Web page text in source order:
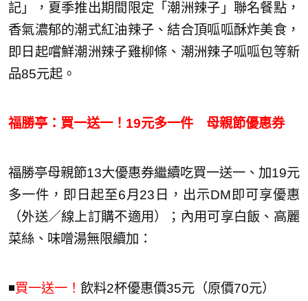
記」，夏季推出期間限定「潮洲辣子」聯名餐點，
香氣濃郁的潮式紅油辣子、結合頂呱呱酥炸美食，
即日起嚐鮮潮洲辣子雞柳條、潮洲辣子呱呱包等新
品85元起。
福勝亭：買一送一！19元多一件 母親節優惠券
福勝亭母親節13大優惠券繼續吃買一送一、加19元
多一件，即日起至6月23日，出示DM即可享優惠
（外送／線上訂購不適用）；內用可享白飯、高麗
菜絲、味噌湯無限續加：
◾️買一送一！ 飲料2杯優惠價35元（原價70元）